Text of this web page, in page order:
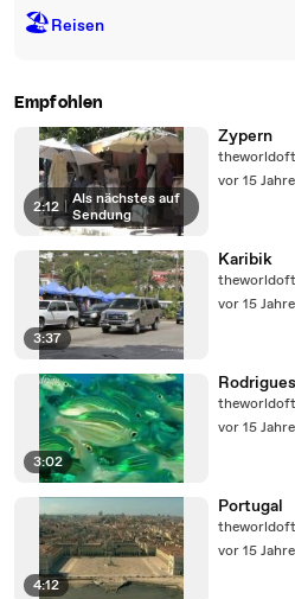
🏖Reisen
Empfohlen
2:12
Als nächstes auf
Sendung
Zypern
vor 15
3:37
Karibik
vor 15
3:02
vor 15
4:12
Portugal
vor 15